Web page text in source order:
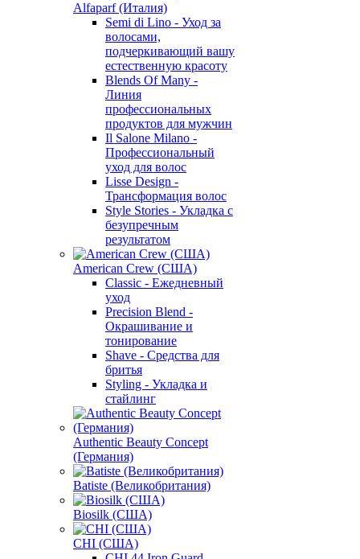
Alfaparf (Италия)
Semi di Lino - Уход за
волосами,
подчеркивающий вашу
естественную красоту
Blends Of Many -
Линия
профессиональных
продуктов для мужчин
Il Salone Milano -
Профессиональный
уход для волос
Lisse Design -
Трансформация волос
Style Stories - Укладка с
безупречным
результатом
American Crew (США)
Classic - Ежедневный
уход
Precision Blend -
Окрашивание и
тонирование
Shave - Средства для
бритья
Styling - Укладка и
стайлинг
Authentic Beauty Concept
(Германия)
Batiste (Великобритания)
Biosilk (США)
CHI (США)